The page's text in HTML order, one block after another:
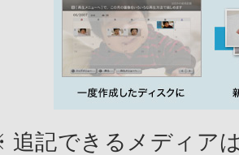
追記できるメディア